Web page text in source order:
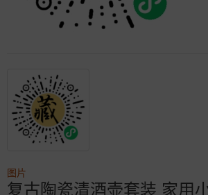
图片
复古陶瓷清酒壶套装 家用